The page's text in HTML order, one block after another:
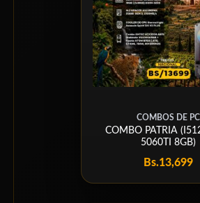
COMBOS DE PC
COMBO PATRIA
5060TI 8GB)
Bs.13,699